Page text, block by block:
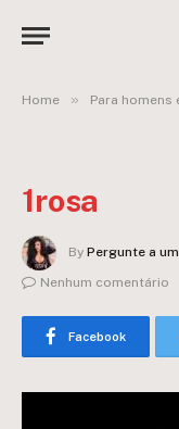
Home » Para homens
1rosa
By Pergunte a
Nenhum comentário
Facebook